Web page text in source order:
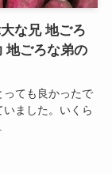
な兄 地ごろ
地ごろな弟の
ても良かったで
ました。いくら